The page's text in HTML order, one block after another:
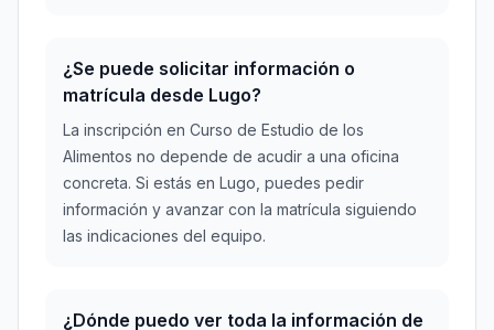
¿Se puede solicitar información o
matrícula desde Lugo?
La inscripción en Curso de Estudio de los
Alimentos no depende de acudir a una oficina
concreta. Si estás en Lugo, puedes pedir
información y avanzar con la matrícula siguiendo
las indicaciones del equipo.
¿Dónde puedo ver toda la información de